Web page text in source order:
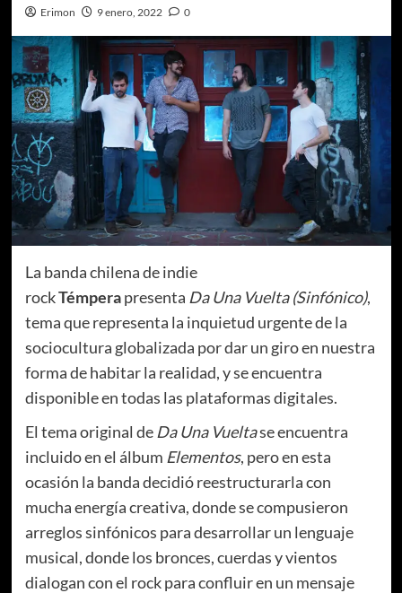
Erimon 9 enero, 2022 0
La banda chilena de indie
rockTémperapresenta Da Una Vuelta (Sinfónico),
tema que representa la inquietud urgente de la
sociocultura globalizada por dar un giro en nuestra
forma de habitar la realidad, y se encuentra
disponible en todas las plataformas digitales.
El tema original de Da Una Vueltase encuentra
incluido en el álbum Elementos, pero en esta
ocasión la banda decidió reestructurarla con
mucha energía creativa, donde se compusieron
arreglos sinfónicos para desarrollar un lenguaje
musical, donde los bronces, cuerdas y vientos
dialogan con el rock para confluir en un mensaje